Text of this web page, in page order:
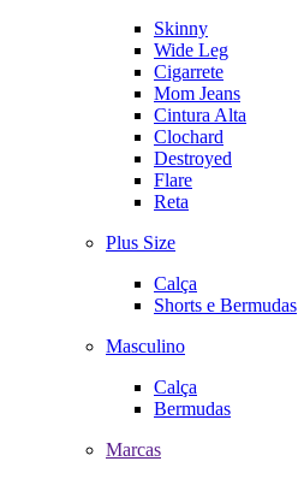
Skinny
Wide Leg
Cigarrete
Mom Jeans
Cintura Alta
Clochard
Destroyed
Flare
Reta
Plus Size
Calça
Shorts e Bermudas
Masculino
Calça
Bermudas
Marcas